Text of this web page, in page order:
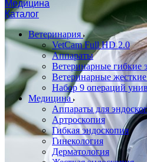
Медицина
Каталог
Ветеринария
VetCam Full HD 2.0
Аппараты
Ветеринарные гибкие
Ветеринарные
Набор 9 операций
Медицина
Аппараты для
Артроскопия
Гибкая эндоскопия
Гинекология
Дерматология